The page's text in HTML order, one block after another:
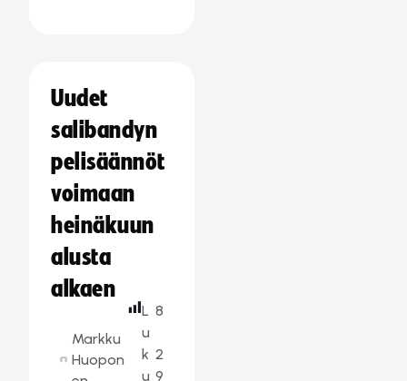
Uudet
salibandyn
pelisäännöt
voimaan
heinäkuun
alusta
alkaen
Markku
Huopon
L
u
k
u
8
2
9